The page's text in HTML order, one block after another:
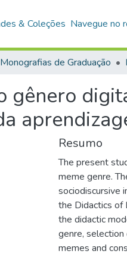
& Coleções Navegue no
Monografias de Graduação
gênero
Resumo
The present
meme genre.
sociodiscursive
the Didactics of
the didactic
genre,
memes and